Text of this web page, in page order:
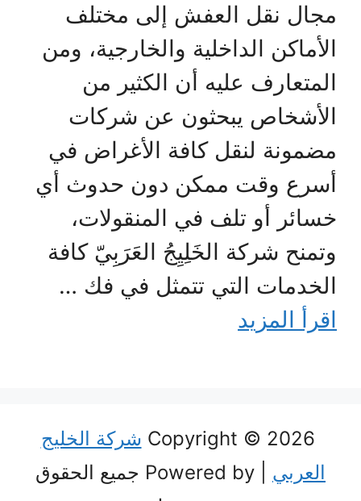
مجال نقل العفش إلى مختلف
الأماكن الداخلية والخارجية، ومن
المتعارف عليه أن الكثير من
الأشخاص يبحثون عن شركات
مضمونة لنقل كافة الأغراض في
أسرع وقت ممكن دون حدوث أي
خسائر أو تلف في المنقولات،
وتمنح شركة الخَلِيِجُ العَرَبِيّ كافة
الخدمات التي تتمثل في فك …
اقرأ المزيد
شركة الخليج
العربي
| Powered by جميع الحقوق